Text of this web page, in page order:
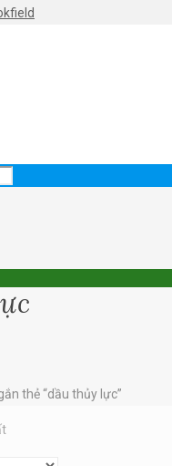
thẻ “dầu thủy lực”